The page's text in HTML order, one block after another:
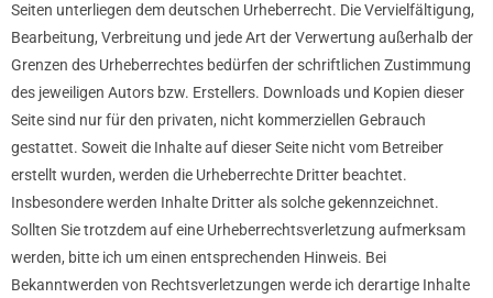
Seiten unterliegen dem deutschen Urheberrecht. Die Vervielfältigung,
Bearbeitung, Verbreitung und jede Art der Verwertung außerhalb der
Grenzen des Urheberrechtes bedürfen der schriftlichen Zustimmung
des jeweiligen Autors bzw. Erstellers. Downloads und Kopien dieser
Seite sind nur für den privaten, nicht kommerziellen Gebrauch
gestattet. Soweit die Inhalte auf dieser Seite nicht vom Betreiber
erstellt wurden, werden die Urheberrechte Dritter beachtet.
Insbesondere werden Inhalte Dritter als solche gekennzeichnet.
Sollten Sie trotzdem auf eine Urheberrechtsverletzung aufmerksam
werden, bitte ich um einen entsprechenden Hinweis. Bei
Bekanntwerden von Rechtsverletzungen werde ich derartige Inhalte